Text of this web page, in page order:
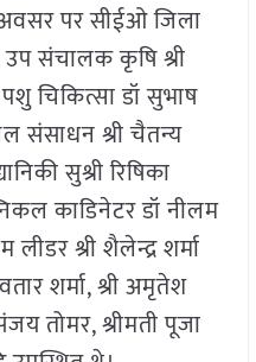
पर सीईओ जिला
उप संचालक कृषि श्री
चिकित्सा डॉ सुभाष
संसाधन श्री चैतन्य
सुश्री रिषिका
काडिनेटर डॉ नीलम
श्री शैलेन्द्र शर्मा
शर्मा, श्री अमृतेश
तोमर, श्रीमती पूजा